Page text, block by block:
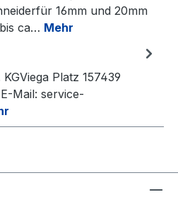
16mm und 20mm
ca… Mehr
Platz 157439
Mail: service-